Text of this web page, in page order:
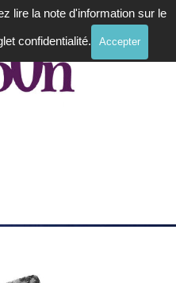
lire la note d'information sur le
confidentialité. Accepter